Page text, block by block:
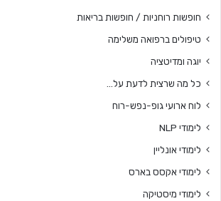
חופשות רוחניות / חופשות בריאות
טיפולים ברפואה משלימה
יוגה ומדיטציה
כל מה שרצית לדעת על…
לוח ארועי גופ-נפש-רוח
לימודי NLP
לימודי אונליין
לימודי אקסס בארס
לימודי מיסטיקה